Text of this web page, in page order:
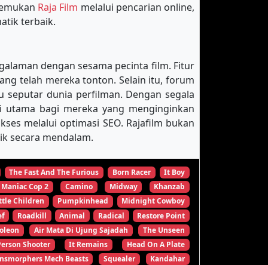
Raja Film melalui pencarian online,
terbaik.
dengan sesama pecinta film. Fitur
telah mereka tonton. Selain itu, forum
dunia perfilman. Dengan segala
bagi mereka yang menginginkan
melalui optimasi SEO. Rajafilm bukan
secara mendalam.
The Fast And The Furious Born Racer
It Boy
Maniac Cop 2
Camino Midway
Khanzab
Children
Pumpkinhead
Midnight Cowboy
Roadkill Animal Radical
Restore Point
Air Mata Di Ujung Sajadah
The Unseen
Shooter
It Remains
Head On A Plate
Mech Beasts
Squealer
Kandahar